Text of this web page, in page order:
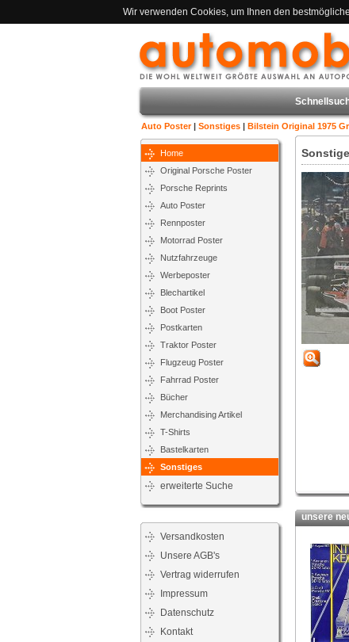
Wir verwenden Cookies, um Ihnen den
Auto Poster| Sonstiges | Bilstein Original 1975
Home
Original Porsche Poster
Porsche Reprints
Auto Poster
Rennposter
Motorrad Poster
Nutzfahrzeuge
Werbeposter
Blechartikel
Boot Poster
Postkarten
Traktor Poster
Flugzeug Poster
Fahrrad Poster
Bücher
Merchandising Artikel
T-Shirts
Bastelkarten
Sonstiges
erweiterte Suche
Versandkosten
Unsere AGB's
Vertrag widerrufen
Impressum
Datenschutz
Kontakt
unsere